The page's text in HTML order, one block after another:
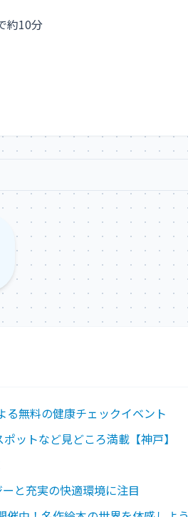
約10分
る無料の健康チェックイベント
ットなど見どころ満載【神戸】
と充実の快適環境に注目